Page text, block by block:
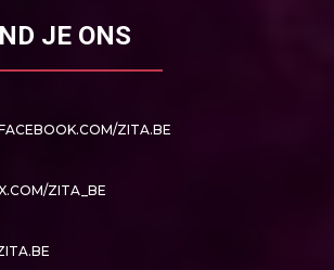
JE ONS
ZITA.BE
ZITA_BE